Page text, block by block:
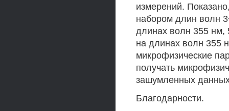
измерений.
набором длин волн
длинах волн 355 нм,
на длинах волн 355
микрофизические
получать
зашумленных
Благодарности.